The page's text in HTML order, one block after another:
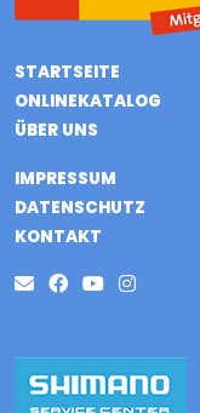
STARTSEITE
ONLINEKATALOG
ÜBER UNS
IMPRESSUM
DATENSCHUTZ
KONTAKT